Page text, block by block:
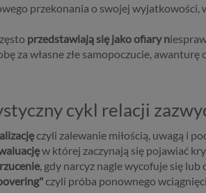
przekonania o swojej wyjatkowości,
przedstawiają się jako ofiary n
za własne złe samopoczucie,
cykl relacji
czyli zalewanie miłością, uwagą i
w której zaczynają się pojawiać
, gdy narcyz nagle wycofuje się
czyli próba ponownego